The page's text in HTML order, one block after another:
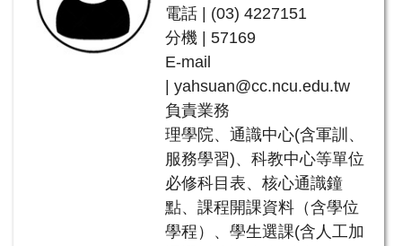
電話 | (03) 4227151
分機 | 57169
E-mail
| yahsuan@cc.ncu.edu.tw
負責業務
理學院、通識中心(含軍訓、
服務學習)、科教中心等單位
必修科目表、核心通識鐘
點、課程開課資料（含學位
學程）、學生選課(含人工加